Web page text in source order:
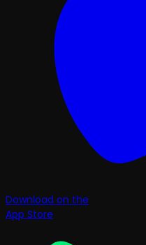
Download on the
App Store